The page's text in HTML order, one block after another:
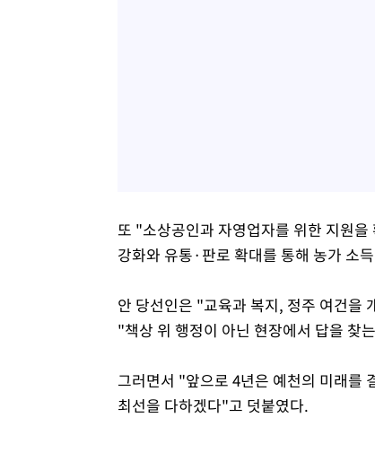
또 "소상공인과 자영업자를 위한 지원
강화와 유통·판로 확대를 통해 농가 소
안 당선인은 "교육과 복지, 정주 여건을
"책상 위 행정이 아닌 현장에서 답을 찾
그러면서 "앞으로 4년은 예천의 미래를
최선을 다하겠다"고 덧붙였다.